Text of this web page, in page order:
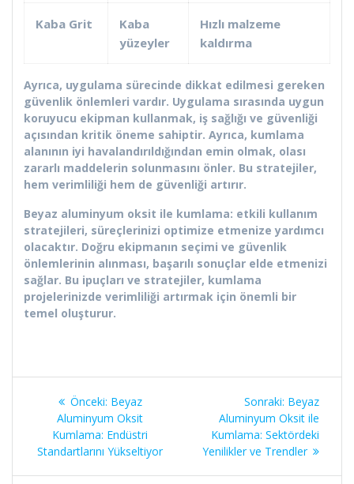
Kaba Grit
Kaba
yüzeyler
Hızlı malzeme
kaldırma
Ayrıca, uygulama sürecinde dikkat edilmesi gereken
güvenlik önlemleri vardır. Uygulama sırasında uygun
koruyucu ekipman kullanmak, iş sağlığı ve güvenliği
açısından kritik öneme sahiptir. Ayrıca, kumlama
alanının iyi havalandırıldığından emin olmak, olası
zararlı maddelerin solunmasını önler. Bu stratejiler,
hem verimliliği hem de güvenliği artırır.
Beyaz aluminyum oksit ile kumlama: etkili kullanım
stratejileri, süreçlerinizi optimize etmenize yardımcı
olacaktır. Doğru ekipmanın seçimi ve güvenlik
önlemlerinin alınması, başarılı sonuçlar elde etmenizi
sağlar. Bu ipuçları ve stratejiler, kumlama
projelerinizde verimliliği artırmak için önemli bir
temel oluşturur.
Yazı
gezinmesi
Önceki: Önceki
yazı:
Beyaz
Aluminyum Oksit
Kumlama: Endüstri
Standartlarını Yükseltiyor
Sonraki: Sonraki
yazı:
Beyaz
Aluminyum Oksit ile
Kumlama: Sektördeki
Yenilikler ve Trendler